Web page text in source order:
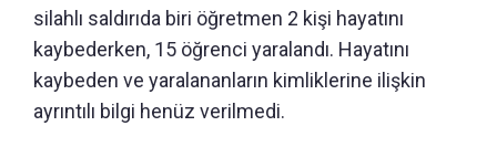
silahlı saldırıda biri öğretmen 2 kişi hayatını
kaybederken, 15 öğrenci yaralandı. Hayatını
kaybeden ve yaralananların kimliklerine ilişkin
ayrıntılı bilgi henüz verilmedi.